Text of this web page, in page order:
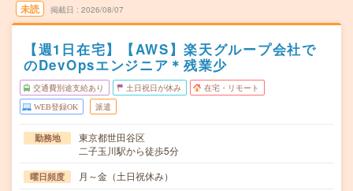
未読 掲載日 2026/08/07
【週1日在宅】【AWS】楽天グループ会社で
のDevOpsエンジニア＊残業少
交通費別途支給あり 土日祝日が休み 在宅・リモート
WEB登録OK 派遣
勤務地
東京都世田谷区
二子玉川駅から徒歩5分
曜日頻度 月～金（土日祝休み）